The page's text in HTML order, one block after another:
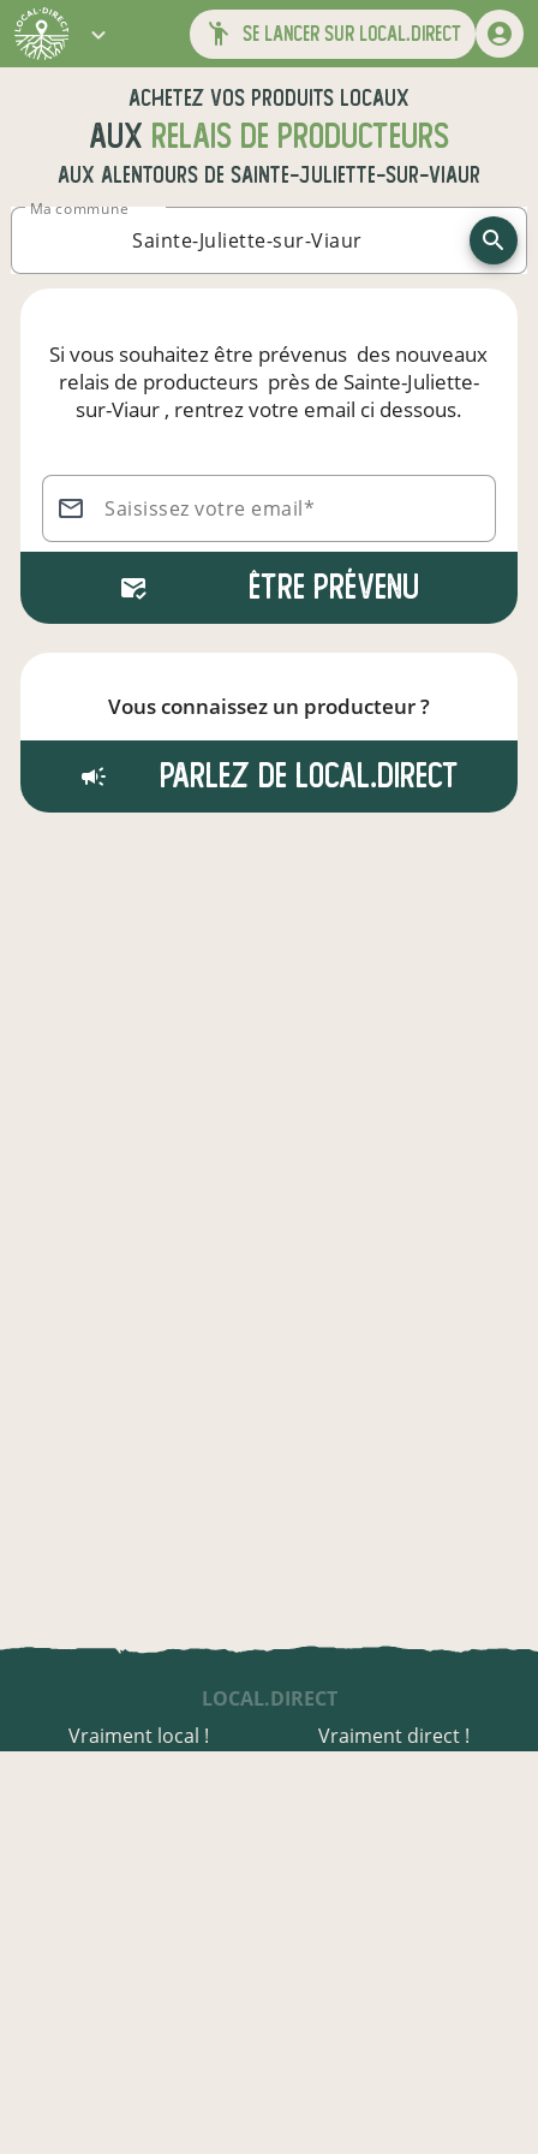
se lancer sur local.direct
Achetez vos produits locaux
aux relais de producteurs
aux alentours de Sainte-Juliette-sur-Viaur
Ma commune
Si vous souhaitez être prévenus des nouveaux
relais de producteurs près de Sainte-Juliette-
sur-Viaur, rentrez votre email ci dessous.
Saisissez votre email*
Être prévenu
Vous connaissez un producteur ?
Parlez de local.direct
LOCAL.DIRECT
Vraiment local !
Vraiment direct !